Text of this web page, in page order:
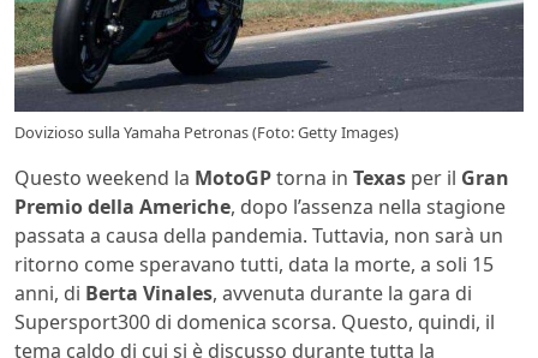
Dovizioso sulla Yamaha Petronas (Foto: Getty Images)
Questo weekend la MotoGPtorna in Texas per il Gran
Premio della Americhe, dopo l’assenza nella stagione
passata a causa della pandemia. Tuttavia, non sarà un
ritorno come speravano tutti, data la morte, a soli 15
anni, di Berta Vinales, avvenuta durante la gara di
Supersport300 di domenica scorsa. Questo, quindi, il
tema caldo di cui si è discusso durante tutta la